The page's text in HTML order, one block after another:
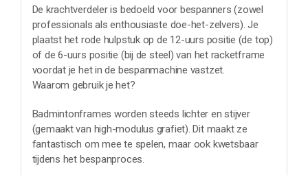
De krachtverdeler is bedoeld voor bespanners (zowel
professionals als enthousiaste doe-het-zelvers). Je
plaatst het rode hulpstuk op de 12-uurs positie (de top)
of de 6-uurs positie (bij de steel) van het racketframe
voordat je het in de bespanmachine vastzet.
Waarom gebruik je het?
Badmintonframes worden steeds lichter en stijver
(gemaakt van high-modulus grafiet). Dit maakt ze
fantastisch om mee te spelen, maar ook kwetsbaar
tijdens het bespanproces.